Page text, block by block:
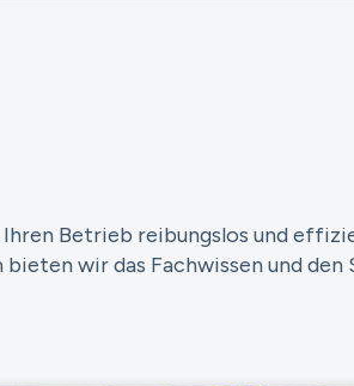
Betrieb reibungslos und
wir das Fachwissen und